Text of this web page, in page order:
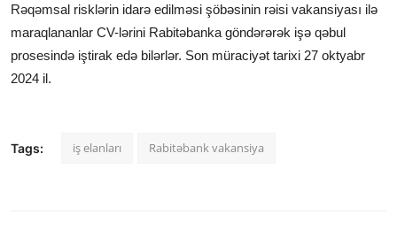
Rəqəmsal risklərin idarə edilməsi şöbəsinin rəisi vakansiyası ilə
maraqlananlar CV-lərini Rabitəbanka göndərərək işə qəbul
prosesində iştirak edə bilərlər. Son müraciyət tarixi 27 oktyabr
2024 il.
Tags: iş elanları Rabitəbank vakansiya